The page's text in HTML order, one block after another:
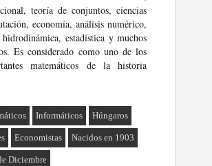
teoría de conjuntos, ciencias
economía, análisis numérico,
estadística y muchos
Es considerado como uno de los
matemáticos de la historia
Informáticos Húngaros
Economistas Nacidos en 1903
Diciembre